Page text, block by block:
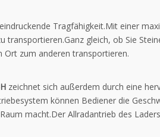
Tragfähigkeit.Mit einer
transportieren.Ganz gleich, ob Sie
Ort zum anderen transportieren.
zeichnet sich außerdem durch eine
können Bediener die
macht.Der Allradantrieb des